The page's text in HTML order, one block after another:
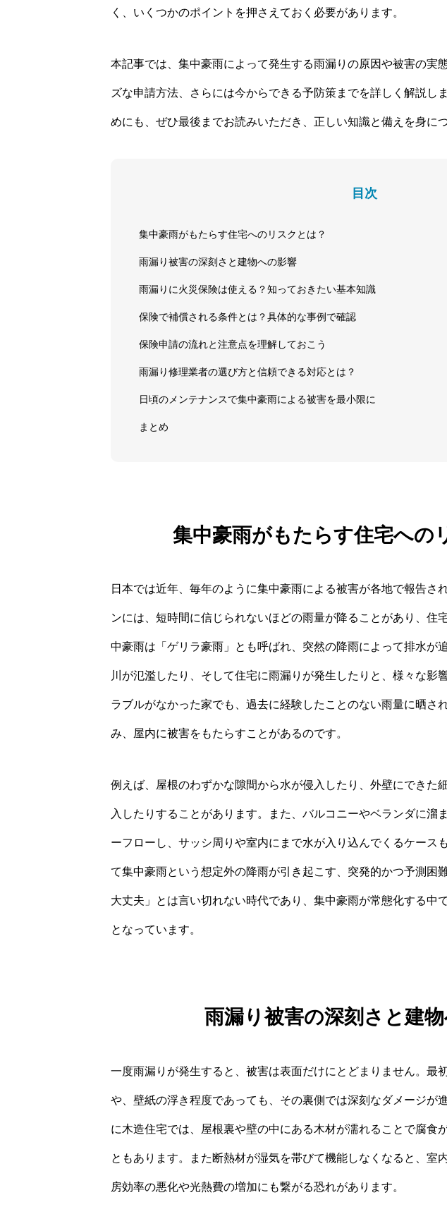
く、いくつかのポイントを押さえておく必要があります。
本記事では、集中豪雨によって発生する雨漏りの原因や被害の実
ズな申請方法、さらには今からできる予防策までを詳しく解説し
めにも、ぜひ最後までお読みいただき、正しい知識と備えを身に
目次
集中豪雨がもたらす住宅へのリスクとは？
雨漏り被害の深刻さと建物への影響
雨漏りに火災保険は使える？知っておきたい基本知識
保険で補償される条件とは？具体的な事例で確認
保険申請の流れと注意点を理解しておこう
雨漏り修理業者の選び方と信頼できる対応とは？
日頃のメンテナンスで集中豪雨による被害を最小限に
まとめ
集中豪雨がもたらす住宅への
日本では近年、毎年のように集中豪雨による被害が各地で報告さ
ンには、短時間に信じられないほどの雨量が降ることがあり、住
中豪雨は「ゲリラ豪雨」とも呼ばれ、突然の降雨によって排水が
川が氾濫したり、そして住宅に雨漏りが発生したりと、様々な影
ラブルがなかった家でも、過去に経験したことのない雨量に晒さ
み、屋内に被害をもたらすことがあるのです。
例えば、屋根のわずかな隙間から水が侵入したり、外壁にできた
入したりすることがあります。また、バルコニーやベランダに溜
ーフローし、サッシ周りや室内にまで水が入り込んでくるケース
て集中豪雨という想定外の降雨が引き起こす、突発的かつ予測困
大丈夫」とは言い切れない時代であり、集中豪雨が常態化する中
となっています。
雨漏り被害の深刻さと建
一度雨漏りが発生すると、被害は表面だけにとどまりません。最
や、壁紙の浮き程度であっても、その裏側では深刻なダメージが
に木造住宅では、屋根裏や壁の中にある木材が濡れることで腐食
ともあります。また断熱材が湿気を帯びて機能しなくなると、室
房効率の悪化や光熱費の増加にも繋がる恐れがあります。